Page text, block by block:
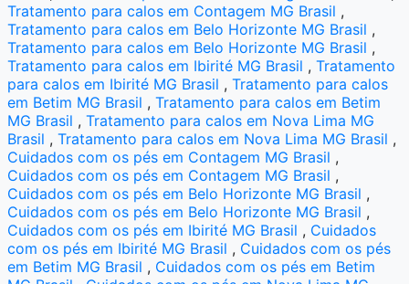
Tratamento para calos em Contagem MG Brasil ,
Tratamento para calos em Belo Horizonte MG Brasil ,
Tratamento para calos em Belo Horizonte MG Brasil ,
Tratamento para calos em Ibirité MG Brasil ,Tratamento
para calos em Ibirité MG Brasil ,Tratamento para calos
em Betim MG Brasil ,Tratamento para calos em Betim
MG Brasil ,Tratamento para calos em Nova Lima MG
Brasil ,Tratamento para calos em Nova Lima MG Brasil ,
Cuidados com os pés em Contagem MG Brasil ,
Cuidados com os pés em Contagem MG Brasil ,
Cuidados com os pés em Belo Horizonte MG Brasil ,
Cuidados com os pés em Belo Horizonte MG Brasil ,
Cuidados com os pés em Ibirité MG Brasil , Cuidados
com os pés em Ibirité MG Brasil , Cuidados com os pés
em Betim MG Brasil , Cuidados com os pés em Betim